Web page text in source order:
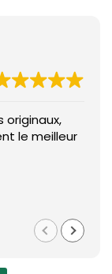
originaux,
le meilleur